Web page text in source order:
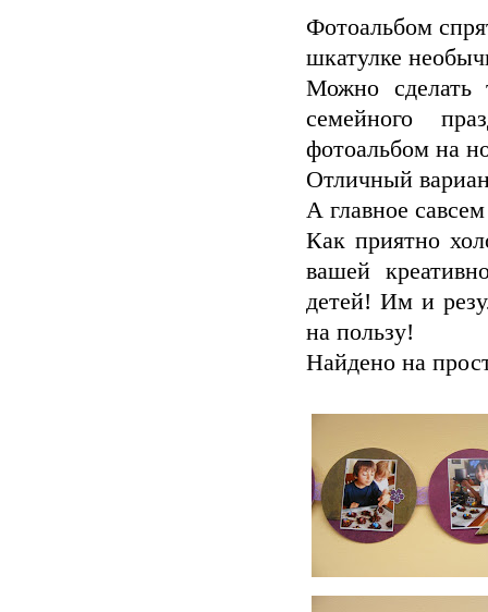
Фотоальбом
шкатулке
Можно сделать
семейного
фотоальбом на
Отличный
А главное
Как приятно
вашей
детей! Им и
на пользу!
Найдено на